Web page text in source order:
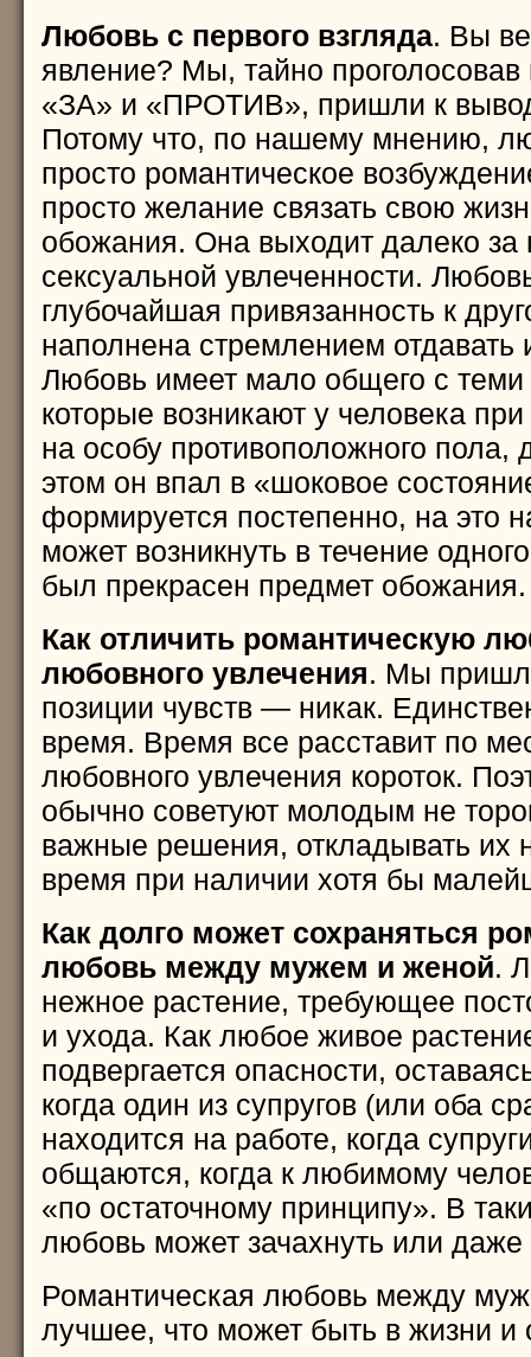
Любовь с первого взгляда. Вы
явление? Мы, тайно проголосовав
«ЗА» и «ПРОТИВ», пришли к
Потому что, по нашему мнению,
просто романтическое
просто желание связать свою
обожания. Она выходит далеко за
сексуальной увлеченности.
глубочайшая привязанность к
наполнена стремлением отдавать
Любовь имеет мало общего с
которые возникают у человека
на особу противоположного пола,
этом он впал в «шоковое
формируется постепенно, на это
может возникнуть в течение
был прекрасен предмет обожания.
Как отличить романтическую
любовного увлечения. Мы
позиции чувств — никак.
время. Время все расставит по
любовного увлечения короток.
обычно советуют молодым не
важные решения, откладывать их
время при наличии хотя бы
Как долго может сохраняться
любовь между мужем и женой.
нежное растение, требующее
и ухода. Как любое живое
подвергается опасности,
когда один из супругов (или оба
находится на работе, когда
общаются, когда к любимому
«по остаточному принципу». В
любовь может зачахнуть или даже
Романтическая любовь между
лучшее, что может быть в жизни и